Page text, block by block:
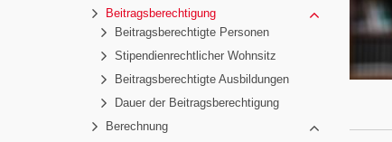
Beitragsberechtigung
Beitragsberechtigte Personen
Stipendienrechtlicher Wohnsitz
Beitragsberechtigte Ausbildungen
Dauer der Beitragsberechtigung
Berechnung